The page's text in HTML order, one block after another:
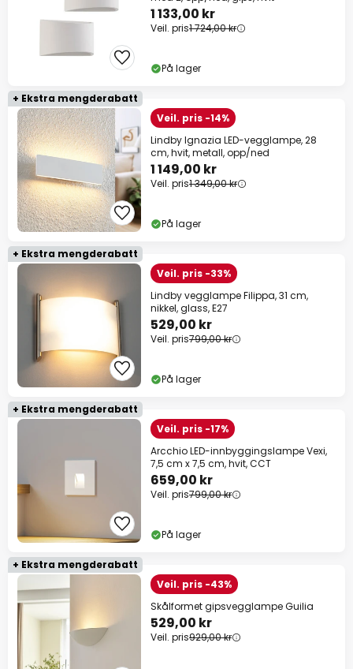
1 133,00 kr
Veil. pris1 724,00 kr
På lager
+ Ekstra mengderabatt
Veil. pris -14%
Lindby Ignazia LED-vegglampe, 28
cm, hvit, metall, opp/ned
1 149,00 kr
Veil. pris1 349,00 kr
På lager
+ Ekstra mengderabatt
Veil. pris -33%
Lindby vegglampe Filippa, 31 cm,
nikkel, glass, E27
529,00 kr
Veil. pris799,00 kr
På lager
+ Ekstra mengderabatt
Veil. pris -17%
Arcchio LED-innbyggingslampe Vexi,
7,5 cm x 7,5 cm, hvit, CCT
659,00 kr
Veil. pris799,00 kr
På lager
+ Ekstra mengderabatt
Veil. pris -43%
Skålformet gipsvegglampe Guilia
529,00 kr
Veil. pris929,00 kr